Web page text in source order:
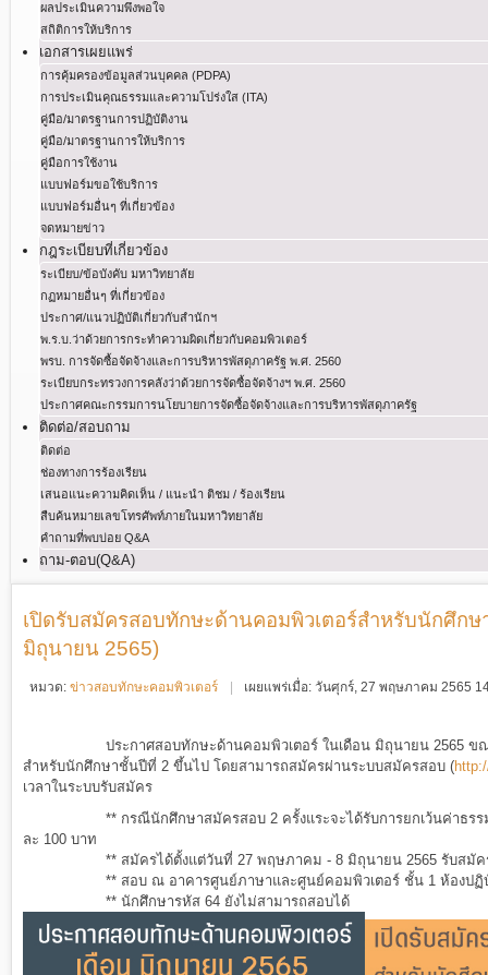
ผลประเมินความพึงพอใจ
สถิติการให้บริการ
เอกสารเผยแพร่
การคุ้มครองข้อมูลส่วนบุคคล (PDPA)
การประเมินคุณธรรมและความโปร่งใส (ITA)
คู่มือ/มาตรฐานการปฏิบัติงาน
คู่มือ/มาตรฐานการให้บริการ
คู่มือการใช้งาน
แบบฟอร์มขอใช้บริการ
แบบฟอร์มอื่นๆ ที่เกี่ยวข้อง
จดหมายข่าว
กฎระเบียบที่เกี่ยวข้อง
ระเบียบ/ข้อบังคับ มหาวิทยาลัย
กฏหมายอื่นๆ ที่เกี่ยวข้อง
ประกาศ/แนวปฏิบัติเกี่ยวกับสำนักฯ
พ.ร.บ.ว่าด้วยการกระทําความผิดเกี่ยวกับคอมพิวเตอร์
พรบ. การจัดซื้อจัดจ้างและการบริหารพัสดุภาครัฐ พ.ศ. 2560
ระเบียบกระทรวงการคลังว่าด้วยการจัดซื้อจัดจ้างฯ พ.ศ. 2560
ประกาศคณะกรรมการนโยบายการจัดซื้อจัดจ้างและการบริหารพัสดุภาครัฐ
ติดต่อ/สอบถาม
ติดต่อ
ช่องทางการร้องเรียน
เสนอแนะความคิดเห็น / แนะนำ ติชม / ร้องเรียน
สืบค้นหมายเลขโทรศัพท์ภายในมหาวิทยาลัย
คำถามที่พบบ่อย Q&A
ถาม-ตอบ(Q&A)
เปิดรับสมัครสอบทักษะด้านคอมพิวเตอร์สำหรับนักศึก
มิถุนายน 2565)
หมวด: ข่าวสอบทักษะคอมพิวเตอร์ เผยแพร่เมื่อ: วันศุกร์, 27 พฤษภาคม 2565
ประกาศสอบทักษะด้านคอมพิวเตอร์ ในเดือน มิถุนายน 2565
สำหรับนักศึกษาชั้นปีที่ 2 ขึ้นไป โดยสามารถสมัครผ่านระบบสมัครสอบ (
เวลาในระบบรับสมัคร
** กรณีนักศึกษาสมัครสอบ 2 ครั้งแระจะได้รับการยกเว้นค่าธร
ละ 100 บาท
** สมัครได้ตั้งแต่วันที่ 27 พฤษภาคม - 8 มิถุนายน 2565 รับส
** สอบ ณ อาคารศูนย์ภาษาและศูนย์คอมพิวเตอร์ ชั้น 1 ห้องปฏิ
** นักศึกษารหัส 64 ยังไม่สามารถสอบได้